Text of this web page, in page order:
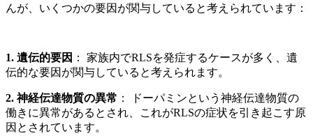
んが、いくつかの要因が関与していると考えられています：
1. 遺伝的要因 ： 家族内でRLSを発症するケースが多く、遺
伝的な要因が関与していると考えられます。
2. 神経伝達物質の異常 ： ドーパミンという神経伝達物質の
働きに異常があるとされ、これがRLSの症状を引き起こす原
因とされています。